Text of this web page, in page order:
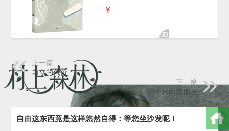
上一篇
自立的代价
下一篇
69个村民找朋友
自由这东西竟是这样悠然自得：等您坐沙发呢！